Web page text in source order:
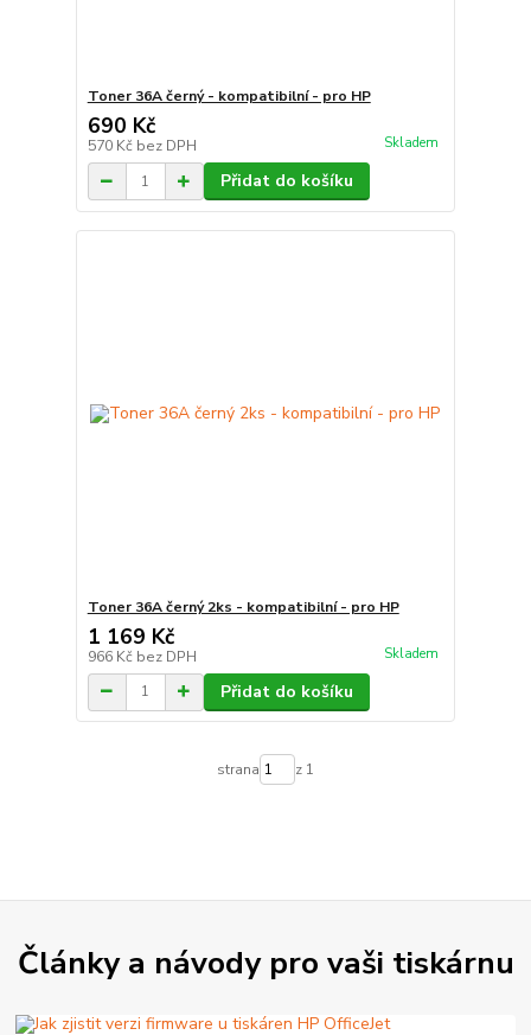
Toner 36A černý - kompatibilní - pro HP
690 Kč
570 Kč bez DPH Skladem
Přidat do košíku
Toner 36A černý 2ks - kompatibilní - pro HP
1 169 Kč
966 Kč bez DPH Skladem
Přidat do košíku
strana z 1
Články a návody pro vaši tiskárnu